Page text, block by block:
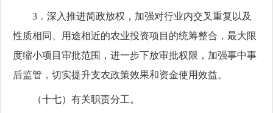
3．深入推进简政放权，加强对行业内交叉重复以及
性质相同、用途相近的农业投资项目的统筹整合，最大限
度缩小项目审批范围，进一步下放审批权限，加强事中事
后监管，切实提升支农政策效果和资金使用效益。
（十七）有关职责分工。